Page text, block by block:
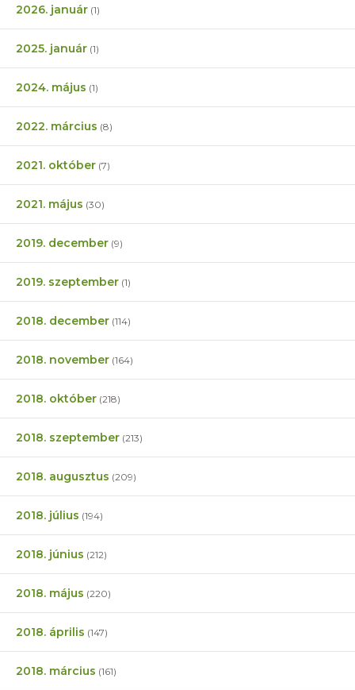
2026. január (1)
2025. január (1)
2024. május (1)
2022. március (8)
2021. október (7)
2021. május (30)
2019. december (9)
2019. szeptember (1)
2018. december (114)
2018. november (164)
2018. október (218)
2018. szeptember (213)
2018. augusztus (209)
2018. július (194)
2018. június (212)
2018. május (220)
2018. április (147)
2018. március (161)